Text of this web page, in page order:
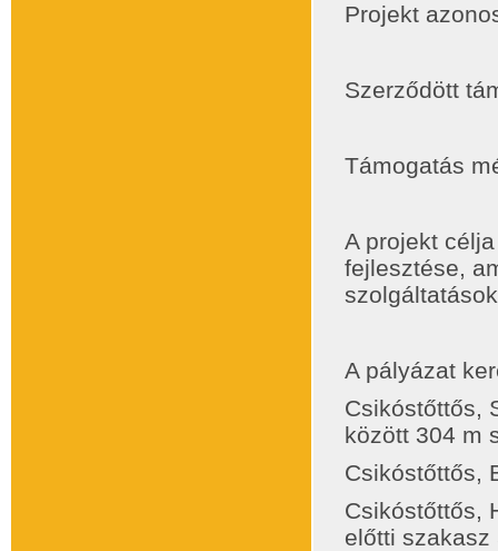
Projekt
Szerződött
Támogatás
A projekt
fejlesztése,
A pályázat
Csikóstőttős,
között 304 m
Csikóstőttős,
Csikóstőttős,
előtti szakasz